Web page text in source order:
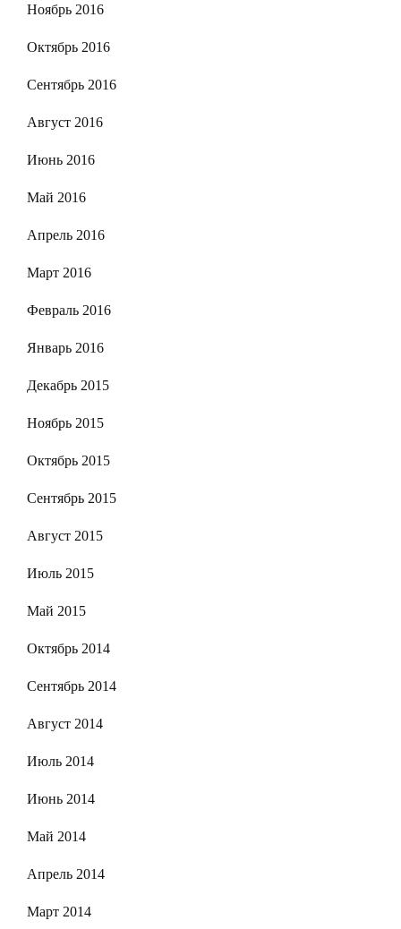
Ноябрь 2016
Октябрь 2016
Сентябрь 2016
Август 2016
Июнь 2016
Май 2016
Апрель 2016
Март 2016
Февраль 2016
Январь 2016
Декабрь 2015
Ноябрь 2015
Октябрь 2015
Сентябрь 2015
Август 2015
Июль 2015
Май 2015
Октябрь 2014
Сентябрь 2014
Август 2014
Июль 2014
Июнь 2014
Май 2014
Апрель 2014
Март 2014